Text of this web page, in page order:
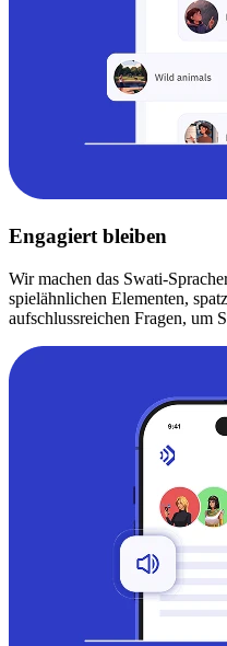
Engagiert bleiben
Wir machen das Swati-
spielähnlichen Elementen,
aufschlussreichen Fragen, um